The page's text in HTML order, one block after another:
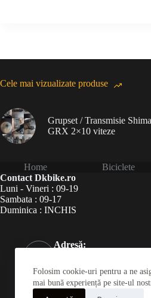
Folosim cookie-uri pentru a ne
mai bună experiență pe site-ul
Cele mai vizualizate produse
Grupset / Transmisie
GRX 2×10 viteze
Home Biciclete
Contact Dkbike.ro
Luni - Vineri : 09-19
Sambata : 09-17
Duminica : INCHIS
Adresă:
București 060787
Telefon:
031 826 0120